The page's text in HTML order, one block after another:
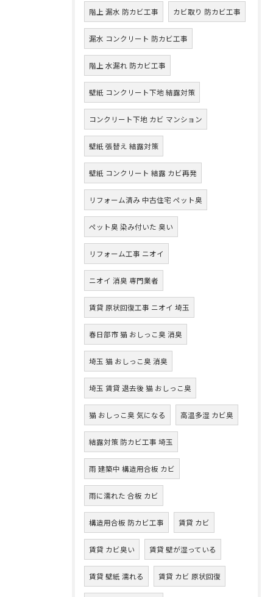
階上 漏水 防カビ工事 カビ取り 防カビ工事
漏水 コンクリート 防カビ工事
階上 水漏れ 防カビ工事
壁紙 コンクリート下地 結露対策
コンクリート下地 カビ マンション
壁紙 張替え 結露対策
壁紙 コンクリート 結露 カビ再発
リフォーム済み 中古住宅 ペット臭
ペット臭 染み付いた 臭い
リフォーム工事 ニオイ
ニオイ 消臭 専門業者
賃貸 原状回復工事 ニオイ 埼玉
春日部市 猫 おしっこ臭 消臭
埼玉 猫 おしっこ臭 消臭
埼玉 賃貸 退去後 猫 おしっこ臭
猫 おしっこ臭 気になる 高温多湿 カビ臭
結露対策 防カビ工事 埼玉
雨 建築中 構造用合板 カビ
雨に濡れた 合板 カビ
構造用合板 防カビ工事 賃貸 カビ
賃貸 カビ臭い 賃貸 壁が湿っている
賃貸 壁紙 濡れる 賃貸 カビ 原状回復